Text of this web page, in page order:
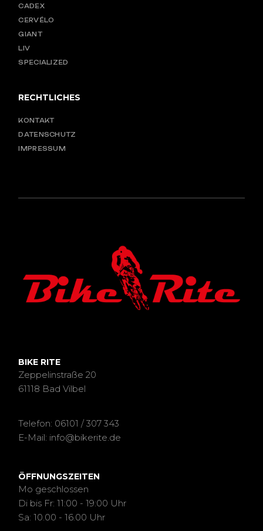
CADEX
CERVÉLO
GIANT
LIV
SPECIALIZED
RECHTLICHES
KONTAKT
DATENSCHUTZ
IMPRESSUM
BIKE RITE
Zeppelinstraße 20
61118 Bad Vilbel
Telefon: 06101 / 307 343
E-Mail: info@bikerite.de
ÖFFNUNGSZEITEN
Mo geschlossen
Di bis Fr: 11:00 - 19:00 Uhr
Sa: 10.00 - 16.00 Uhr